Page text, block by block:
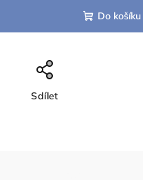
Do košíku
Sdílet